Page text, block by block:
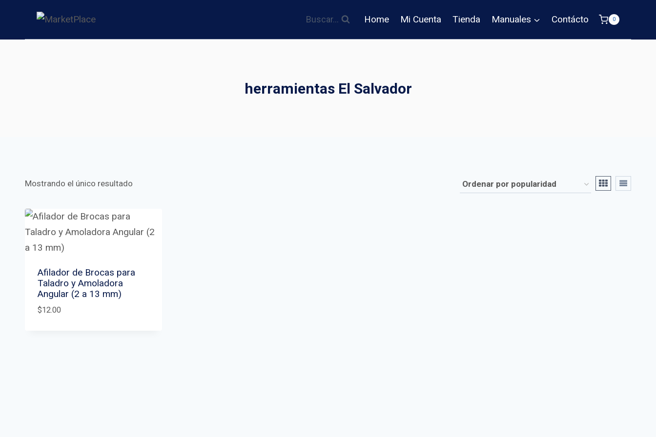
contenido
Buscar... Home Mi Cuenta Tienda Manuales Contácto 0
herramientas El Salvador
Mostrando el único resultado
Afilador de Brocas para
Taladro y Amoladora
Angular (2 a 13 mm)
$12.00